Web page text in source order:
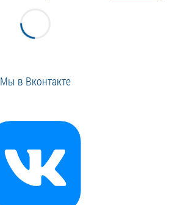
Мы в Вконтакте